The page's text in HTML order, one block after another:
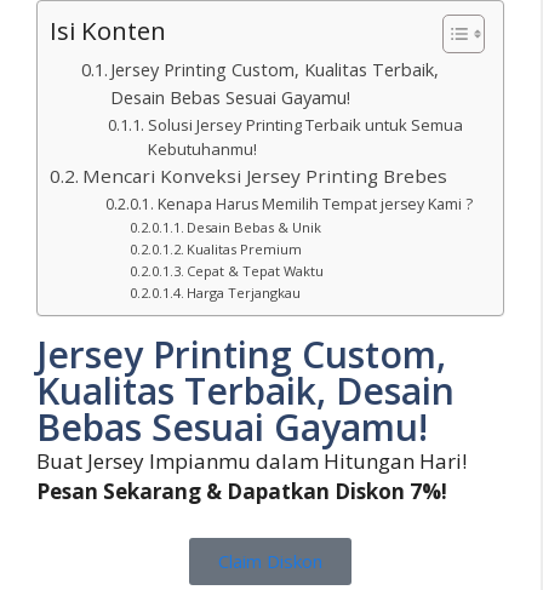
Isi Konten
Jersey Printing Custom, Kualitas Terbaik,
Desain Bebas Sesuai Gayamu!
Solusi Jersey Printing Terbaik untuk Semua
Kebutuhanmu!
Mencari Konveksi Jersey Printing Brebes
Kenapa Harus Memilih Tempat jersey Kami ?
Desain Bebas & Unik
Kualitas Premium
Cepat & Tepat Waktu
Harga Terjangkau
Jersey Printing Custom,
Kualitas Terbaik, Desain
Bebas Sesuai Gayamu!
Buat Jersey Impianmu dalam Hitungan Hari!
Pesan Sekarang & Dapatkan Diskon 7%!
Claim Diskon